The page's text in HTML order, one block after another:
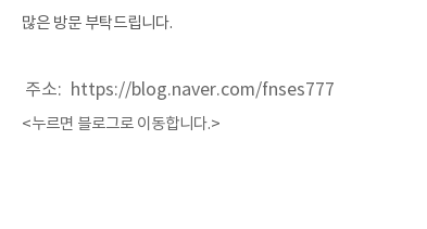
많은 방문 부탁드립니다.
주소: https://blog.naver.com/fnses777
<누르면 블로그로 이동합니다.>